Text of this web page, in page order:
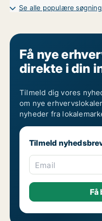
Kliniklokaler til leje i
Kliniklokaler til leje på
Kliniklokaler til leje på
Kliniklokaler til leje i Ørestad
Kliniklokaler til leje på
Se alle populære
Få nye
direkte i din
Tilmeld dig vores
om nye
nyheder fra
Tilmeld
Email